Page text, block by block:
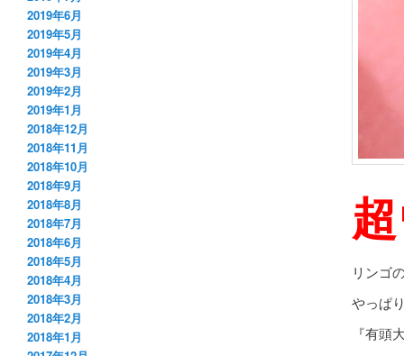
リンゴ
やっぱ
『有
2019年6月
2019年5月
2019年4月
2019年3月
2019年2月
2019年1月
2018年12月
2018年11月
2018年10月
2018年9月
2018年8月
2018年7月
2018年6月
2018年5月
2018年4月
2018年3月
2018年2月
2018年1月